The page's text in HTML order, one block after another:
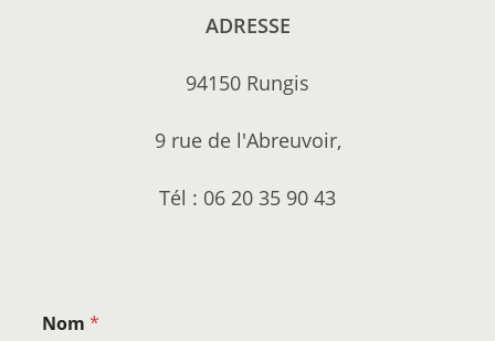
ADRESSE
94150 Rungis
9 rue de l'Abreuvoir,
Tél : 06 20 35 90 43
Nom*